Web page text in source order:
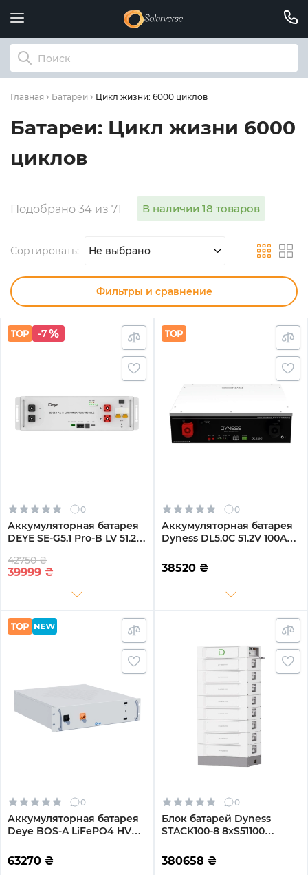
Главная Батареи Цикл жизни: 6000 циклов
Батареи: Цикл жизни 6000
циклов
Подобрано 34 из 71 В наличии 18 товаров
Сортировать: Не выбрано
Фильтры и сравнение
-7
0
Аккумуляторная батарея
DEYE SE-G5.1 Pro-B LV 51.2V
42750 ₴
39999 ₴
0
Аккумуляторная батарея
Dyness DL5.0C 51.2V 100Ah
38520 ₴
0
Аккумуляторная батарея
Deye BOS-A LiFePO4 HV
BMS (BOS-A)
63270 ₴
0
Блок батарей Dyness
STACK100-8 8xS51100
LiFePO4 SBDU100
(STACK100-8-40.96kW)
380658 ₴